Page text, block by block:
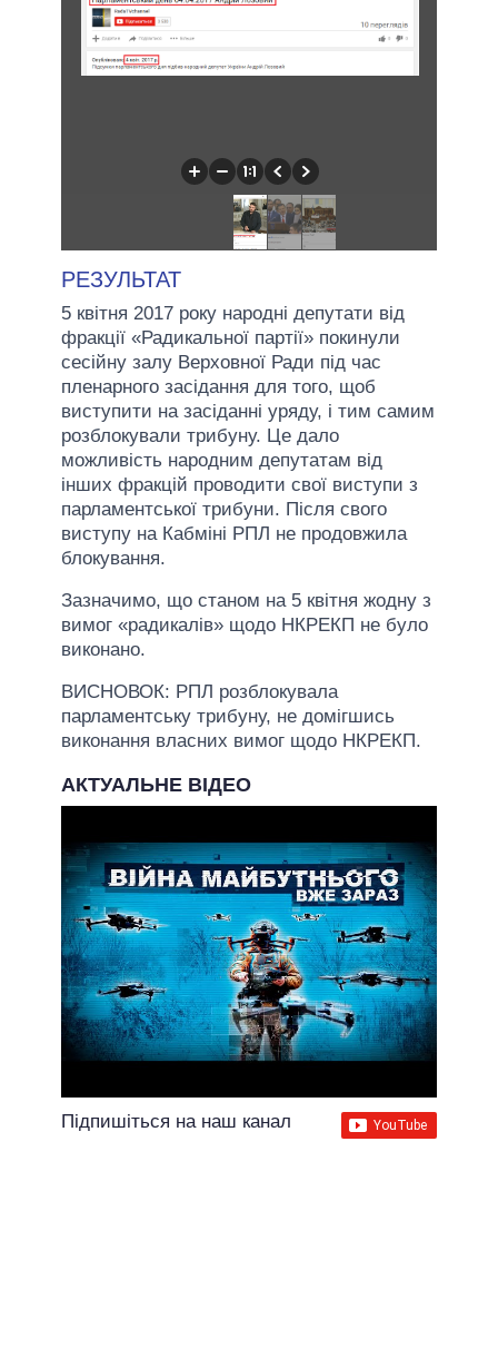
РЕЗУЛЬТАТ
5 квітня 2017 року народні депутати від
фракції «Радикальної партії» покинули
сесійну залу Верховної Ради під час
пленарного засідання для того, щоб
виступити на засіданні уряду, і тим самим
розблокували трибуну. Це дало
можливість народним депутатам від
інших фракцій проводити свої виступи з
парламентської трибуни. Після свого
виступу на Кабміні РПЛ не продовжила
блокування.
Зазначимо, що станом на 5 квітня жодну з
вимог «радикалів» щодо НКРЕКП не було
виконано.
ВИСНОВОК: РПЛ розблокувала
парламентську трибуну, не домігшись
виконання власних вимог щодо НКРЕКП.
АКТУАЛЬНЕ ВІДЕО
Підпишіться на наш канал